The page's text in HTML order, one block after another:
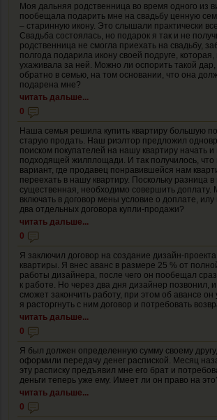
Моя дальняя родственница во время одного из
пообещала подарить мне на свадьбу ценную
– старинную икону. Это слышали практически
Свадьба состоялась, но подарок я так и не
родственница не смогла приехать на свадьбу,
полгода подарила икону своей подруге,
ухаживала за ней. Можно ли оспорить такой дар,
обратно в семью, на том основании, что она
подарена мне?
читать дальше...
0
Наша семья решила купить квартиру большую
старую продать. Наш риэлтор предложил
поиском покупателей на нашу квартиру начать и
подходящей жилплощади. И так получилось,
вариант, где продавец понравившейся нам
переехать в нашу квартиру. Поскольку разница в
существенная, необходимо совершить доплату.
включать в договор мены условие о доплате,
два отдельных договора купли-продажи?
читать дальше...
0
Я заключил договор на создание дизайн-
квартиры. Я внес аванс в размере 25 % от
работы дизайнера, после чего он пообещал
к работе. Но через два дня дизайнер позвонил, и
сможет закончить работу, при этом об авансе
я расторгнуть с ним договор и потребовать
читать дальше...
0
Я был должен определенную сумму своему
оформили передачу денег распиской. Месяц
эту расписку предъявил мне его брат и
деньги теперь уже ему. Имеет ли он право на
читать дальше...
0